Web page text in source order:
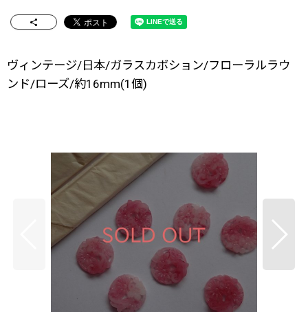
ヴィンテージ/日本/ガラスカボション/フローラルラウ
ンド/ローズ/約16mm(1個)